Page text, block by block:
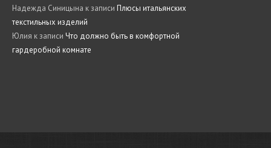
Надежда Синицына к записи Плюсы итальянских
текстильных изделий
Юлия к записи Что должно быть в комфортной
гардеробной комнате